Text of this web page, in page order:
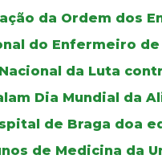
da Ordem dos
do Enfermeiro
da Luta
Dia Mundial da
de Braga doa
de Medicina da